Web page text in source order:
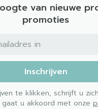
van nieuwe
promoties
Inschrijven
te klikken, schrijft u
gaat u akkoord met onze